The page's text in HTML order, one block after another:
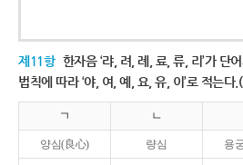
제11항 한자음 ‘랴, 려, 례, 료, 류, 리’가 단
법칙에 따라 ‘야, 여, 예, 요, 유, 이’로 적는
ㄱ ㄴ
양심(良心) 량심 용